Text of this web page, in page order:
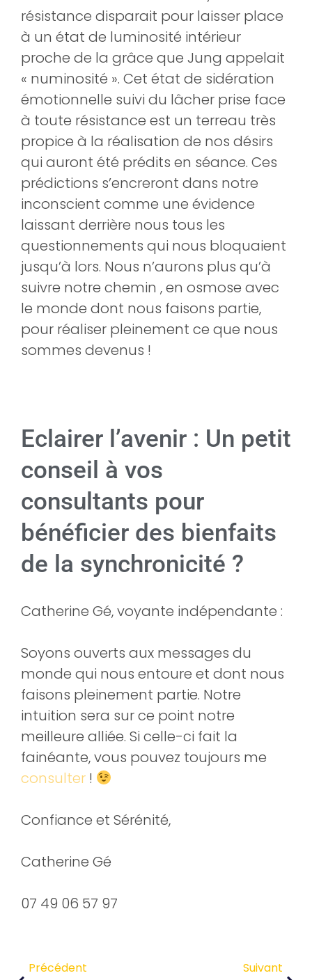
résistance disparait pour laisser place
à un état de luminosité intérieur
proche de la grâce que Jung appelait
« numinosité ». Cet état de sidération
émotionnelle suivi du lâcher prise face
à toute résistance est un terreau très
propice à la réalisation de nos désirs
qui auront été prédits en séance. Ces
prédictions s’encreront dans notre
inconscient comme une évidence
laissant derrière nous tous les
questionnements qui nous bloquaient
jusqu’à lors. Nous n’aurons plus qu’à
suivre notre chemin , en osmose avec
le monde dont nous faisons partie,
pour réaliser pleinement ce que nous
sommes devenus !
Eclairer l’avenir : Un petit
conseil à vos
consultants pour
bénéficier des bienfaits
de la synchronicité ?
Catherine Gé, voyante indépendante :
Soyons ouverts aux messages du
monde qui nous entoure et dont nous
faisons pleinement partie. Notre
intuition sera sur ce point notre
meilleure alliée. Si celle-ci fait la
fainéante, vous pouvez toujours me
consulter !
Confiance et Sérénité,
Catherine Gé
07 49 06 57 97
Précédent Suivant